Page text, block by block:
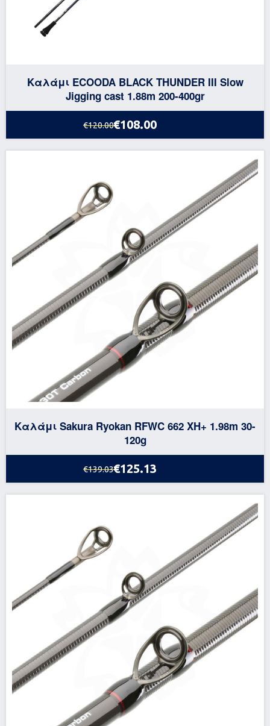
Καλάμι ECOODA BLACK THUNDER III Slow
Jigging cast 1.88m 200-400gr
€120.00€108.00
Καλάμι Sakura Ryokan RFWC 662 XH+ 1.98m 30-
120g
€139.03€125.13